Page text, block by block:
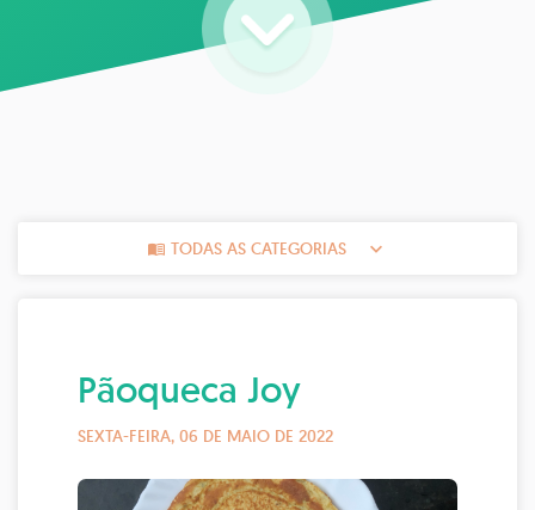
TODAS AS CATEGORIAS
Pãoqueca Joy
SEXTA-FEIRA, 06 DE MAIO DE 2022